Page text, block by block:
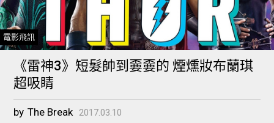
電影飛訊
《雷神3》短髮帥到嫑嫑的 煙燻妝布蘭琪
超吸睛
by The Break 2017.03.10